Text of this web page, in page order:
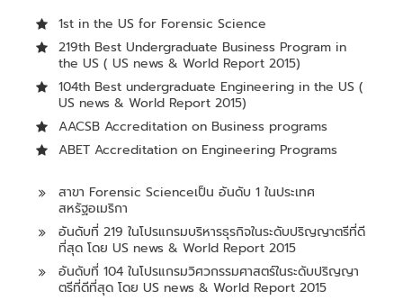
1st in the US for Forensic Science
219th Best Undergraduate Business Program in
the US ( US news & World Report 2015)
104th Best undergraduate Engineering in the US (
US news & World Report 2015)
AACSB Accreditation on Business programs
ABET Accreditation on Engineering Programs
สาขา Forensic Scienceเป็น อันดับ 1 ในประเทศ
สหรัฐอเมริกา
อันดับที่ 219 ในโปรแกรมบริหารธุรกิจในระดับปริญญาตรีที่ดี
ที่สุด โดย US news & World Report 2015
อันดับที่ 104 ในโปรแกรมวิศวกรรมศาสตร์ในระดับปริญญา
ตรีที่ดีที่สุด โดย US news & World Report 2015